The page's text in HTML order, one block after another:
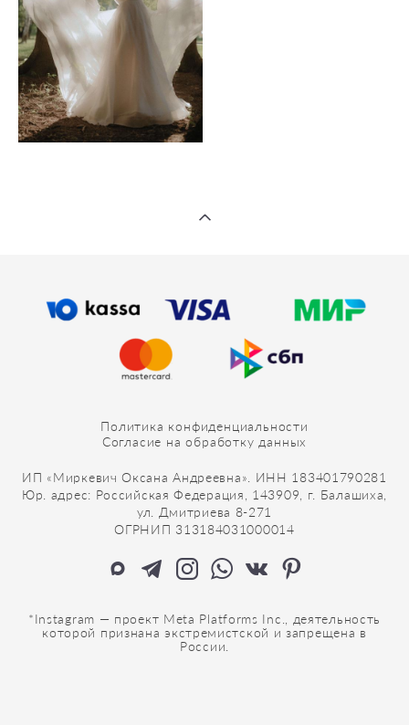
Политика конфиденциальности
Согласие на обработку данных
ИП «Миркевич Оксана Андреевна». ИНН 183401790281
Юр. адрес: Российская Федерация, 143909, г. Балашиха,
ул. Дмитриева 8-271
ОГРНИП 313184031000014
*Instagram — проект Meta Platforms Inc., деятельность
которой признана экстремистской и запрещена в
России.